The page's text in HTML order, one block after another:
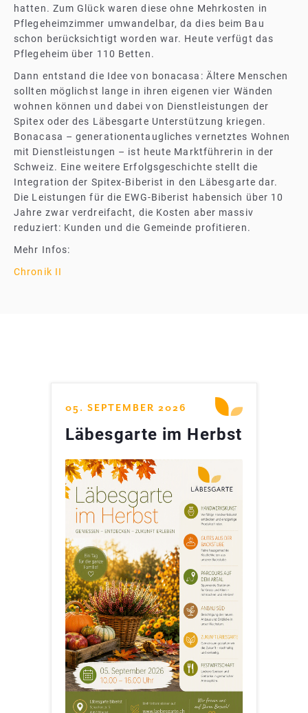
hatten. Zum Glück waren diese ohne Mehrkosten in
Pflegeheimzimmer umwandelbar, da dies beim Bau
schon berücksichtigt worden war. Heute verfügt das
Pflegeheim über 110 Betten.
Dann entstand die Idee von bonacasa: Ältere Menschen
sollten möglichst lange in ihren eigenen vier Wänden
wohnen können und dabei von Dienstleistungen der
Spitex oder des Läbesgarte Unterstützung kriegen.
Bonacasa – generationentaugliches vernetztes Wohnen
mit Dienstleistungen – ist heute Marktführerin in der
Schweiz. Eine weitere Erfolgsgeschichte stellt die
Integration der Spitex-Biberist in den Läbesgarte dar.
Die Leistungen für die EWG-Biberist habensich über 10
Jahre zwar verdreifacht, die Kosten aber massiv
reduziert: Kunden und die Gemeinde profitieren.
Mehr Infos:
Chronik II
05. SEPTEMBER 2026
Läbesgarte im Herbst